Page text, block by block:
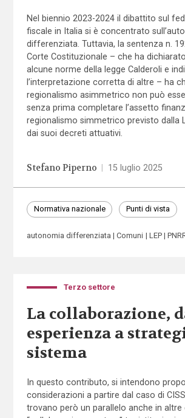
Nel biennio 2023-2024 il dibattito sul
fiscale in Italia si è concentrato
differenziata. Tuttavia, la sentenza n.
Corte Costituzionale – che ha
alcune norme della legge Calderoli e
l’interpretazione corretta di altre – ha
regionalismo asimmetrico non può
senza prima completare l’assetto
regionalismo simmetrico previsto dalla
dai suoi decreti attuativi.
Stefano Piperno | 15 luglio 2025
Normativa nazionale Punti di vista
autonomia differenziata Comuni LEP
Terzo settore
La collaborazione,
esperienza a
sistema
In questo contributo, si intendono
considerazioni a partire dal caso di
trovano però un parallelo anche in altre